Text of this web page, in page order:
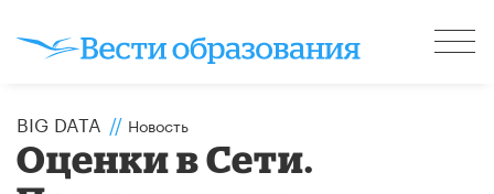
BIG DATA // Новость
Оценки в Сети.